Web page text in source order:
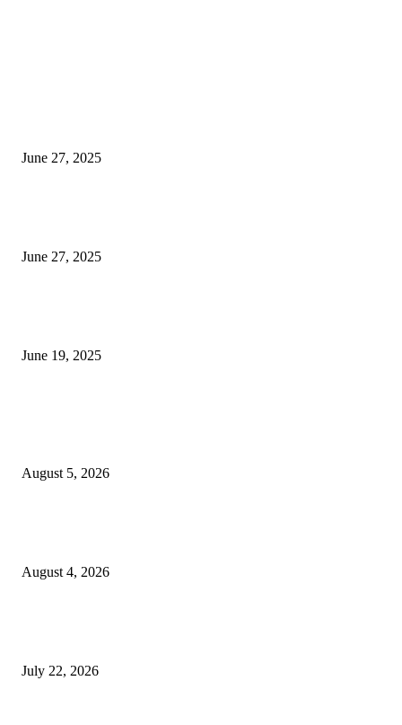
June 27, 2025
June 27, 2025
June 19, 2025
August 5, 2026
August 4, 2026
July 22, 2026